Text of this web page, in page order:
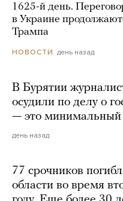
1625-й день.
в Украине
Трампа
НОВОСТИ день назад
В Бурятии
осудили по делу о
— это минимальный
день назад
77 срочников
области во время